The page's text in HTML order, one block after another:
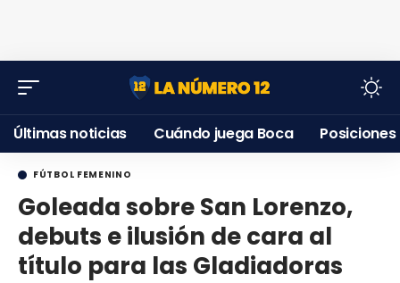
Últimas noticias Cuándo juega Boca Posiciones
FÚTBOL FEMENINO
Goleada sobre San Lorenzo,
debuts e ilusión de cara al
título para las Gladiadoras